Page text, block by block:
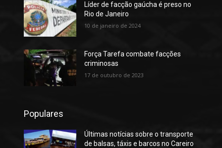
Líder de facção gaúcha é preso no
Rio de Janeiro
10 de janeiro de 2024
Força Tarefa combate facções
criminosas
17 de outubro de 2023
Populares
Últimas notícias sobre o transporte
de balsas, táxis e barcos no Careiro